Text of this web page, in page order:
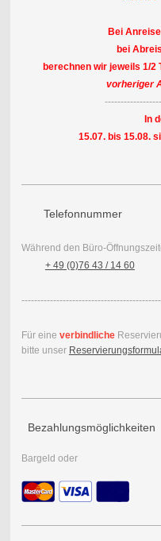
Bei Anreise
bei
berechnen wir jeweils 1/2
vorheriger
In
15.07. bis 15.08.
Telefonnummer
Während den Büro-
+ 49 (0)76 43 / 14 60
Für eine verbindliche
bitte unser
Bezahlungsmöglichkeiten
Bargeld oder